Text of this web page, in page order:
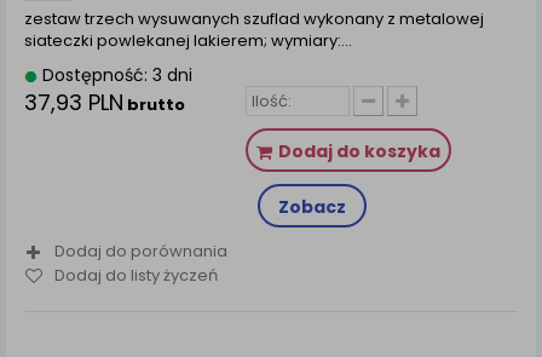
zestaw trzech wysuwanych szuflad wykonany z metalowej
siateczki powlekanej lakierem; wymiary:…
Dostępność: 3 dni
37,93 PLN brutto
Dodaj do koszyka
Zobacz
Dodaj do porównania
Dodaj do listy życzeń